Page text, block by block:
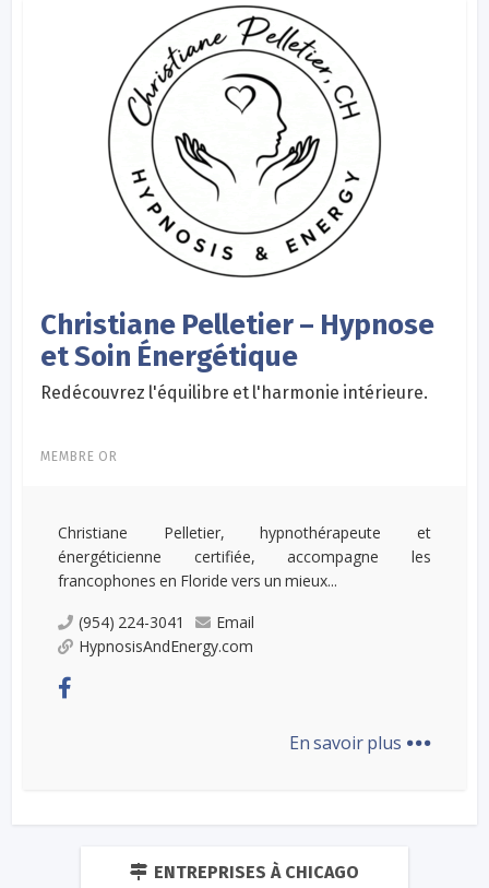
Christiane Pelletier – Hypnose
et Soin Énergétique
Redécouvrez l'équilibre et l'harmonie intérieure.
MEMBRE OR
Christiane Pelletier, hypnothérapeute et
énergéticienne certifiée, accompagne les
francophones en Floride vers un mieux...
(954) 224-3041
Email
HypnosisAndEnergy.com
En savoir plus ...
ENTREPRISES À CHICAGO